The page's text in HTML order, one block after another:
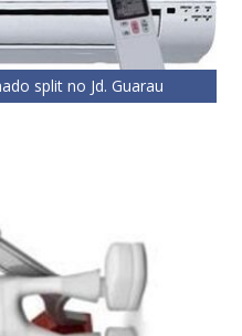
split no Jd. Guarau